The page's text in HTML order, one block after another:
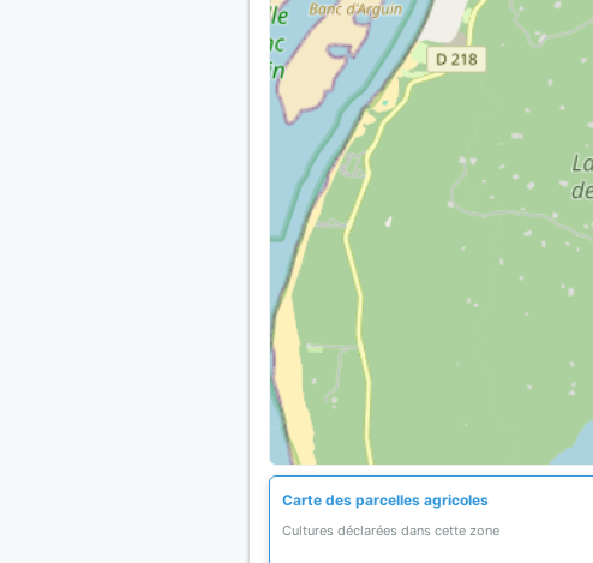
Carte des parcelles agricoles
Cultures déclarées dans cette zone